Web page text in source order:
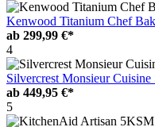
Kenwood Titanium Chef
ab 299,99 €*
4
Silvercrest Monsieur
ab 449,95 €*
5